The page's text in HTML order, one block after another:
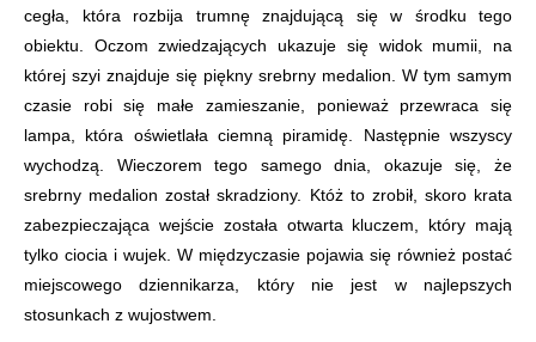
cegła, która rozbija trumnę znajdującą się w środku tego
obiektu. Oczom zwiedzających ukazuje się widok mumii, na
której szyi znajduje się piękny srebrny medalion. W tym samym
czasie robi się małe zamieszanie, ponieważ przewraca się
lampa, która oświetlała ciemną piramidę. Następnie wszyscy
wychodzą. Wieczorem tego samego dnia, okazuje się, że
srebrny medalion został skradziony. Któż to zrobił, skoro krata
zabezpieczająca wejście została otwarta kluczem, który mają
tylko ciocia i wujek. W międzyczasie pojawia się również postać
miejscowego dziennikarza, który nie jest w najlepszych
stosunkach z wujostwem.